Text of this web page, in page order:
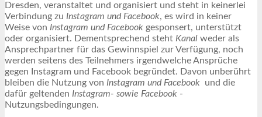
Dresden, veranstaltet und organisiert und steht in keinerlei
Verbindung zu Instagram und Facebook, es wird in keiner
Weise von Instagram und Facebook gesponsert, unterstützt
oder organisiert. Dementsprechend steht Kanal weder als
Ansprechpartner für das Gewinnspiel zur Verfügung, noch
werden seitens des Teilnehmers irgendwelche Ansprüche
gegen Instagram und Facebook begründet. Davon unberührt
bleiben die Nutzung von Instagram und Facebook und die
dafür geltenden Instagram- sowie Facebook -
Nutzungsbedingungen.